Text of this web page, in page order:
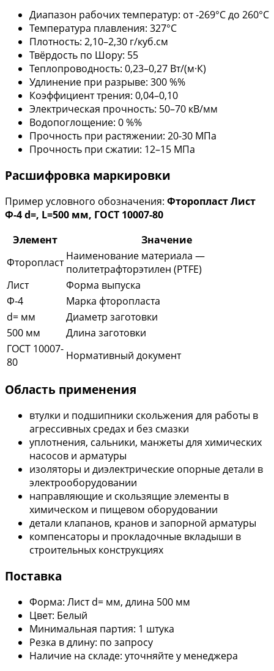
Диапазон рабочих температур: от -269°С до 260°С
Температура плавления: 327°С
Плотность: 2,10–2,30 г/куб.см
Твёрдость по Шору: 55
Теплопроводность: 0,23–0,27 Вт/(м·К)
Удлинение при разрыве: 300 %%
Коэффициент трения: 0,04–0,10
Электрическая прочность: 50–70 кВ/мм
Водопоглощение: 0 %%
Прочность при растяжении: 20-30 МПа
Прочность при сжатии: 12–15 МПа
Расшифровка маркировки
Пример условного обозначения: Фторопласт Лист
Ф-4 d=, L=500 мм, ГОСТ 10007-80
Элемент
Значение
Фторопласт Наименование материала —
политетрафторэтилен (PTFE)
Лист
Форма выпуска
Ф-4
Марка фторопласта
d= мм
Диаметр заготовки
500 мм
Длина заготовки
ГОСТ 10007-
80
Нормативный документ
Область применения
втулки и подшипники скольжения для работы в
агрессивных средах и без смазки
уплотнения, сальники, манжеты для химических
насосов и арматуры
изоляторы и диэлектрические опорные детали в
электрооборудовании
направляющие и скользящие элементы в
химическом и пищевом оборудовании
детали клапанов, кранов и запорной арматуры
компенсаторы и прокладочные вкладыши в
строительных конструкциях
Поставка
Форма: Лист d= мм, длина 500 мм
Цвет: Белый
Минимальная партия: 1 штука
Резка в длину: по запросу
Наличие на складе: уточняйте у менеджера